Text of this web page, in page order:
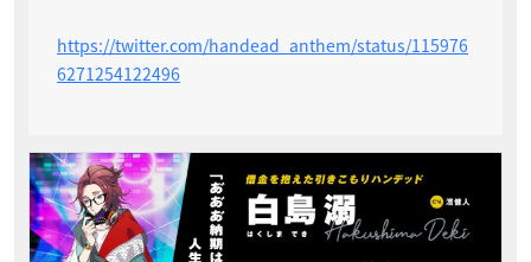
https://twitter.com/handead_anthem/status/115976
6271254122496